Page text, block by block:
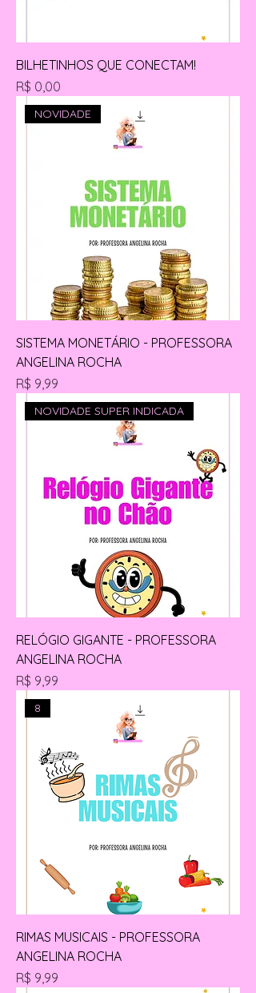
BILHETINHOS QUE CONECTAM!
Preço
R$ 0,00
NOVIDADE
SISTEMA MONETÁRIO - PROFESSORA
ANGELINA ROCHA
Preço
R$ 9,99
NOVIDADE SUPER INDICADA
RELÓGIO GIGANTE - PROFESSORA
ANGELINA ROCHA
Preço
R$ 9,99
8
RIMAS MUSICAIS - PROFESSORA
ANGELINA ROCHA
Preço
R$ 9,99